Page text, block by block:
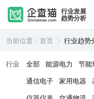
行业发展
趋势分析
当前位置： 首页 行业趋势
行业 全部 能源电力 节能
通信电子 家用电器